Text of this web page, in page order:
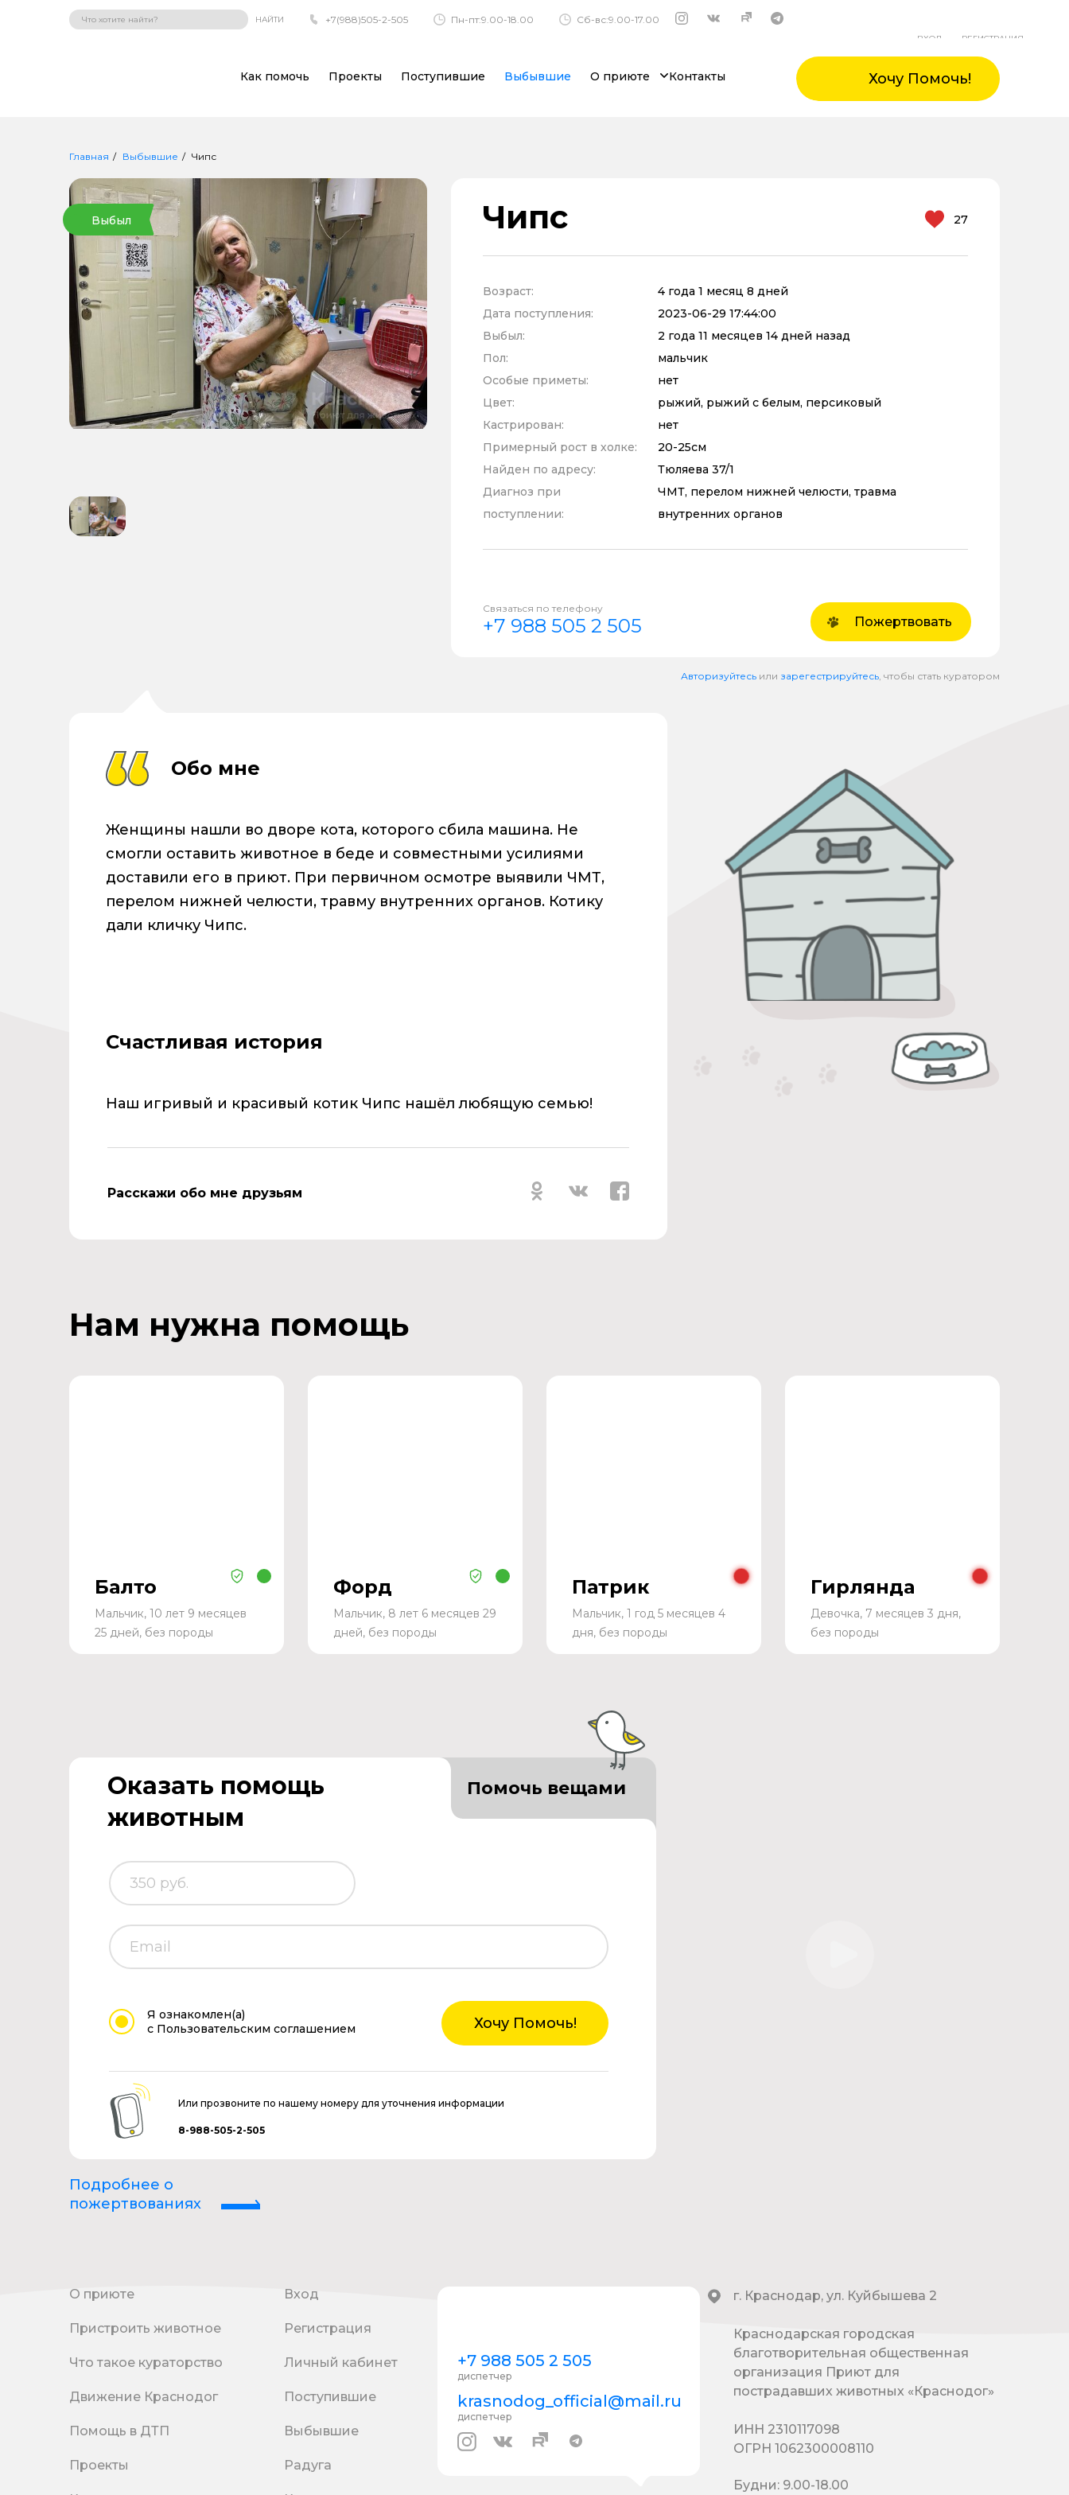
НАЙТИ +7(988)505-2-505 Пн-пт:9.00-18.00 Сб-вс:9.00-17.00
ВХОД РЕГИСТРАЦИЯ
Как помочь Проекты Поступившие Выбывшие О приюте Контакты Хочу Помочь!
Главная Выбывшие Чипс
Выбыл Чипс 27
Возраст:
4 года 1 месяц 8 дней
Дата поступления:
2023-06-29 17:44:00
Выбыл:
2 года 11 месяцев 14 дней назад
Пол:
мальчик
Особые приметы:
нет
Цвет:
рыжий, рыжий с белым, персиковый
Кастрирован:
нет
Примерный рост в холке:
20-25см
Найден по адресу:
Тюляева 37/1
Диагноз при
поступлении:
ЧМТ, перелом нижней челюсти, травма
внутренних органов
Связаться по телефону
+7 988 505 2 505 Пожертвовать
Авторизуйтесь или зарегестрируйтесь , чтобы стать куратором
Обо мне
Женщины нашли во дворе кота, которого сбила машина. Не
смогли оставить животное в беде и совместными усилиями
доставили его в приют. При первичном осмотре выявили ЧМТ,
перелом нижней челюсти, травму внутренних органов. Котику
дали кличку Чипс.
Счастливая история
Наш игривый и красивый котик Чипс нашёл любящую семью!
Расскажи обо мне друзьям
Нам нужна помощь
Балто
Мальчик, 10 лет 9 месяцев
25 дней, без породы
Форд
Мальчик, 8 лет 6 месяцев 29
дней, без породы
Патрик
Мальчик, 1 год 5 месяцев 4
дня, без породы
Гирлянда
Девочка, 7 месяцев 3 дня,
без породы
Оказать помощь
животным
Помочь вещами
Я ознакомлен(а)
с Пользовательским соглашением
Хочу Помочь!
Или прозвоните по нашему номеру для уточнения информации
8-988-505-2-505
Подробнее о
пожертвованиях
О приюте
Пристроить животное
Что такое кураторство
Движение Краснодог
Помощь в ДТП
Проекты
Вход
Регистрация
Личный кабинет
Поступившие
Выбывшие
Радуга
+7 988 505 2 505
диспетчер
krasnodog_official@mail.ru
диспетчер
г. Краснодар, ул. Куйбышева 2
Краснодарская городская
благотворительная общественная
организация Приют для
пострадавших животных «Краснодог»
ИНН 2310117098
ОГРН 1062300008110
Будни: 9.00-18.00